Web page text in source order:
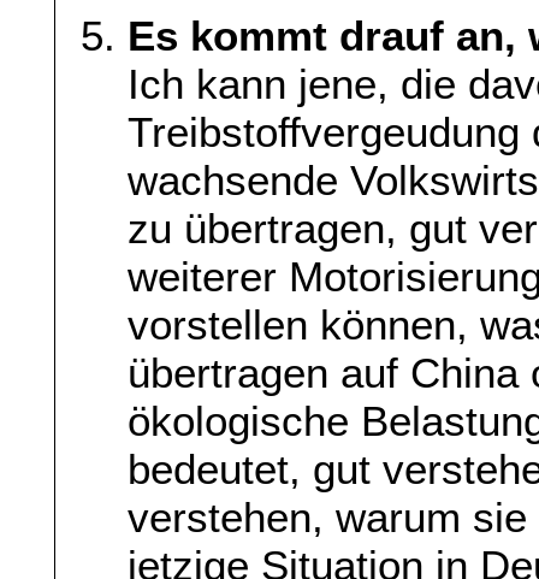
Es kommt drauf an,
Ich kann jene, die
Treibstoffvergeudung
wachsende
zu übertragen, gut
weiterer
vorstellen können,
übertragen auf China
ökologische
bedeutet, gut
verstehen, warum
jetzige Situation in